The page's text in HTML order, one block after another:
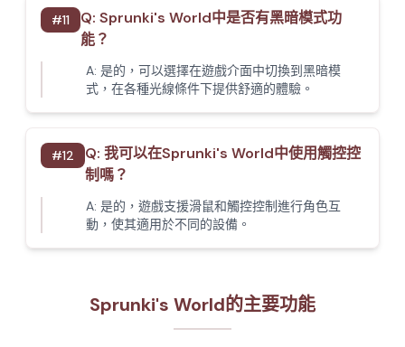
#11 Q: Sprunki's World中是否有黑暗模式功
能？
A: 是的，可以選擇在遊戲介面中切換到黑暗模
式，在各種光線條件下提供舒適的體驗。
#12 Q: 我可以在Sprunki's World中使用觸控控
制嗎？
A: 是的，遊戲支援滑鼠和觸控控制進行角色互
動，使其適用於不同的設備。
Sprunki's World的主要功能